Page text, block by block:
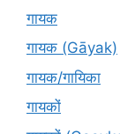
गायक
गायक (Gāyak)
गायक/गायिका
गायकों